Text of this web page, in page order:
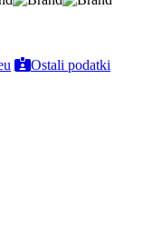
Ostali podatki